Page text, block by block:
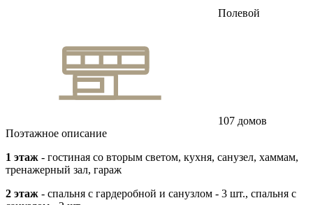
Полевой
107 домов
Поэтажное описание
1 этаж - гостиная со вторым светом, кухня, санузел, хаммам,
тренажерный зал, гараж
2 этаж - спальня с гардеробной и санузлом - 3 шт., спальня с